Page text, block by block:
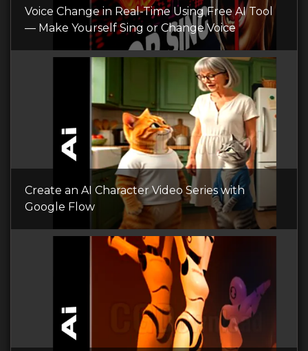
Voice Change in Real-Time Using Free AI Tool
— Make Yourself Sing or Change Voice
Create an AI Character Video Series with
Google Flow